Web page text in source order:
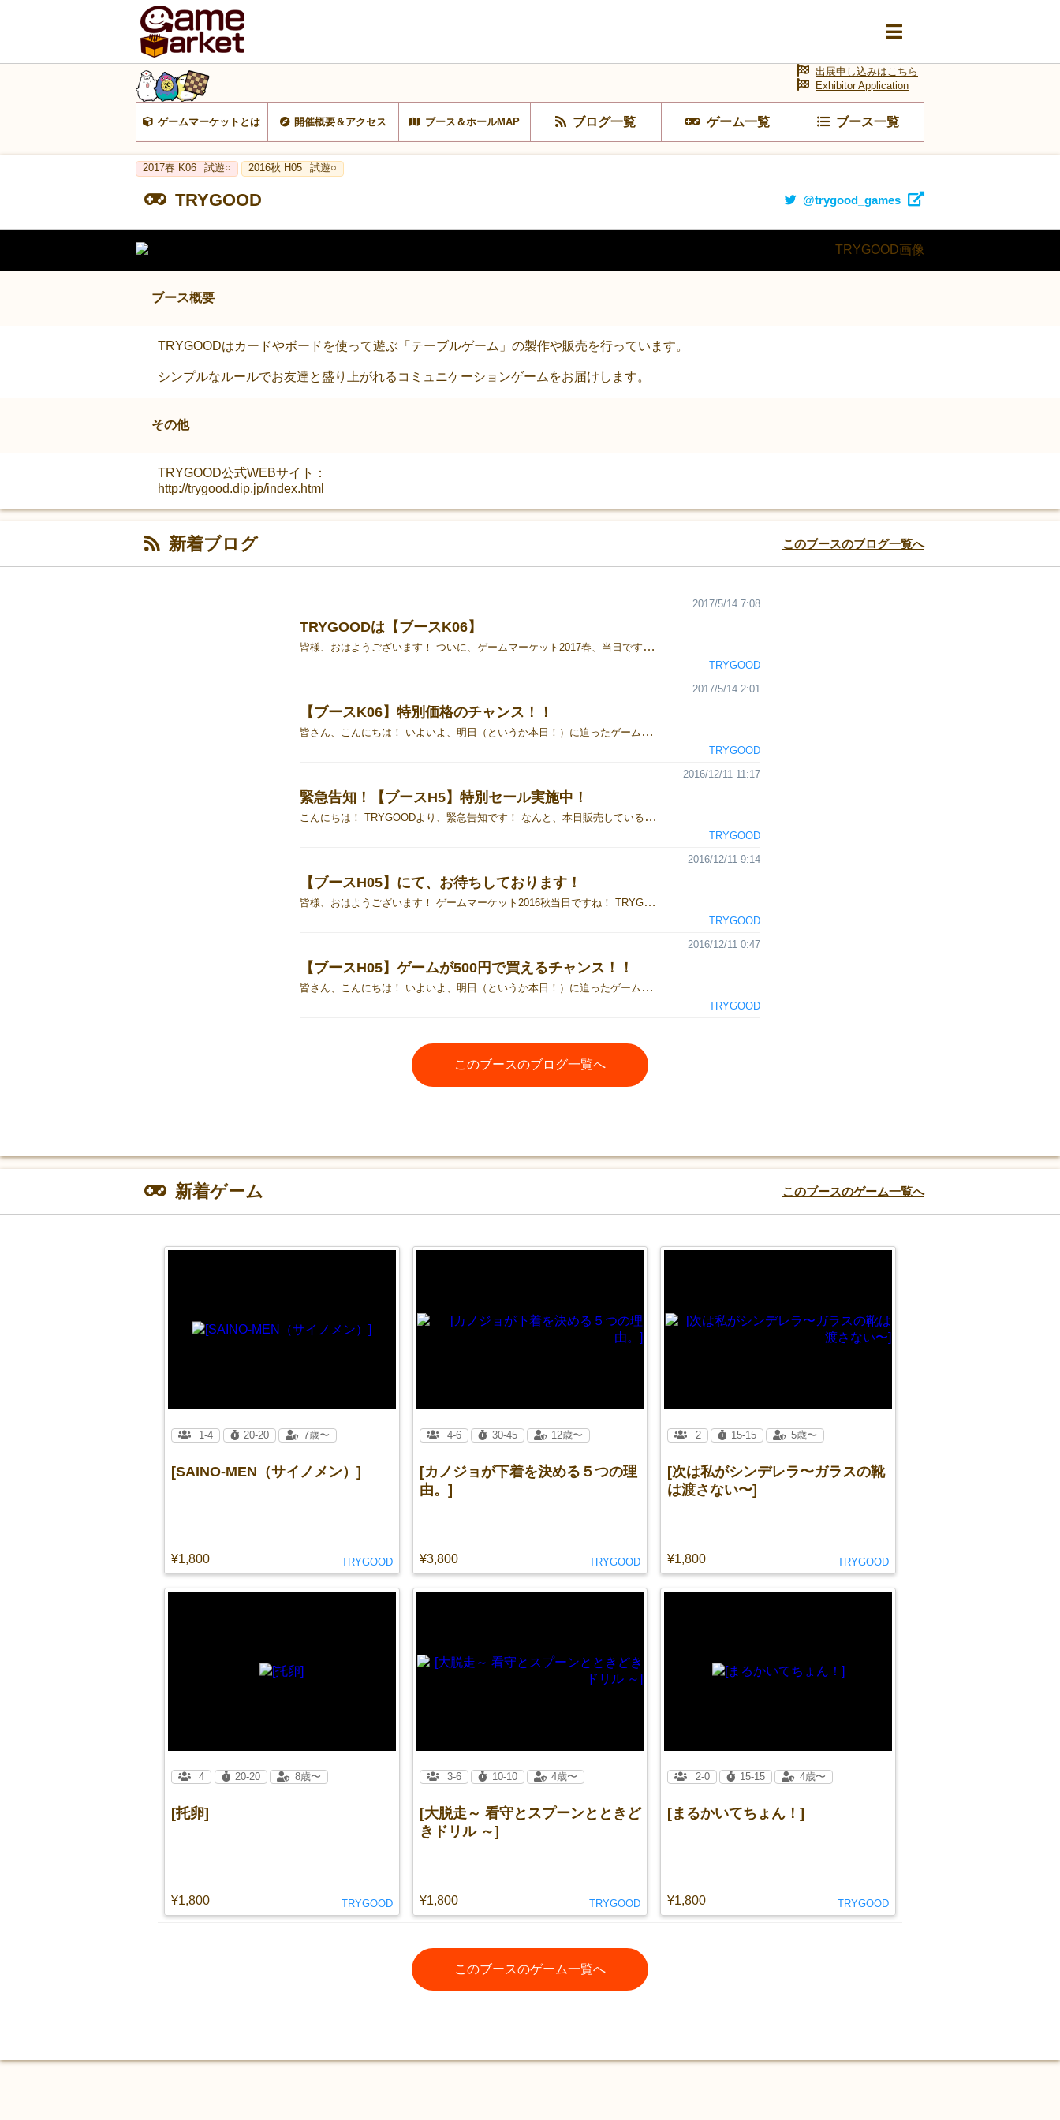
ゲームマーケットとは 開催概要＆アクセス ブース＆ホールMAP ブログ一覧 ゲーム一覧 ブース一覧
出展申し込みはこちら
Exhibitor Application
2017春 K06 試遊○ 2016秋 H05 試遊○
TRYGOOD @trygood_games
ブース概要
TRYGOODはカードやボードを使って遊ぶ「テーブルゲーム」の製作や販売を行っています。
シンプルなルールでお友達と盛り上がれるコミュニケーションゲームをお届けします。
その他
TRYGOOD公式WEBサイト：
http://trygood.dip.jp/index.html
新着ブログ このブースのブログ一覧へ
TRYGOODは【ブースK06】
皆様、おはようございます！ ついに、ゲームマーケット2017春、当日ですね！ TRYGOODは【ブースK06】です！ 全４種のタイトルを特別価格でご用意しております！ いずれも体験プレイができますので、ぜひ遊びに来てください♪ スタッフ一同お待ちしております！ ※クリックで拡大 出展タイトルの詳細はコチラから！ ●TRYGOOD『【ブースK06】ゲームが500円で買えるチャンス！！』
2017/5/14 7:08
TRYGOOD
【ブースK06】特別価格のチャンス！！
皆さん、こんにちは！ いよいよ、明日（というか本日！）に迫ったゲームマーケット2017春！ 「TRYGOOD」が出展するゲームをおさらいです！ 前回から引き続きご好評いただいた商品を、特別価格で販売いたします！ ぜひ、【ブースK06】までお越しください！ ▼【特別価格】『大脱走 ～ 看守とスプーンとときどきドリル ～』 「スプーン？ドリル？あなたが脱獄するなら、どっち！？」 「大脱走」は囚人になって監獄から脱走を企てるゲームです。 ときには隣と協力し、ときにはまわりを出し抜いて我先にシャバの空気を味わおう！ さぁ、スプーン片手に脱走だ！！ 「囚人たちのジレンマ」をモチーフに、バッティングの要素を取り入れた本作。 他人と使う道具が被ると進めない、というシンプルなルールの元、誰が最初に脱獄できるかを競います。 「ここは裏をかいて、１マス進めるスプーンにするか、 それとも思い切って５マス進めるドリルを選ぶか、 いや待て、やっぱり３マス進めるスコップか……？」 選びたいけど選べない、絶妙なジレンマをお届けします！ ●価格：￥５００（通常￥１８００） ●TRYGOOD公式WEBサイト:【大脱走～看守とスプーンとときどきドリル～】 ▼【準新作】『SAINO-MEN（サイノメン）～ The Fortune Attackers ～』 「サイコロ１つで、世界を救え！」 『SAINO-MEN』は四人協力型のサイコロゲーム！ 気まぐれなサイの目を味方につけて、地球外生命体から地球を守ろう！！ 前回ゲームマーケット2015秋にて発表した新作です！！ サイコロの出目がとーっても重要な本作。 自分の番にサイコロを振るときの緊張感は、他のゲームでは味わえません。 手に汗握るサイコロゲームを、ぜひプレイしに来てくださいね！ ●価格：￥１０００（通常￥１８００） ●TRYGOOD公式WEBサイト：【SAINO-MEN】 ▼【準新作】『次は私がシンデレラ ～ ガラスの靴は渡さない ～』 「１対１の真・剣・勝・負！」 『次は私がシンデレラ』は二人用の対戦カードゲームです。 スピード感あふれる熱いカードバトルはあなたを夢中にさせることでしょう！ あの有名な「シンデレラ」には続きがあった……！？ 2014年秋のゲームマーケットにて販売以降、特に女性に人気のタイトルです！ 超がつくほどの高速でゲームが展開！アナタの瞬発力と判断力が試されます！ ●価格：￥１０００（通常￥１８００） ●TRYGOOD公式WEBサイト:【次は私がシンデレラ～ガラスの靴はわたさない！～】 ▼【定番】『托卵(たくらん)』 「空気を読むって、そういうことか！」 『托卵(たくらん)』は五枚揃うと一種類の絵になる絵札を、四人で協力しながら揃えていくカードゲーム。 ルールが分かりやすく、たった五分で楽しめる半面、相手の持ち札を予想する奥の深い推理が楽しめます！ 全員の絵札が揃ったときの達成感がやみつきになる、ちょっと不思議な協力ゲームです！！ 発売以降、不動の人気を誇るカードゲーム！ 日本特有の「空気を読む」という概念をルールに取り入れた本作は、難解なパズルを解くようでいて、 阿吽の呼吸で問題を解決していくような、不思議で気持ちの良い感覚を味わえるゲームです。 揃った時に出来上がる洗練された日本画と、たった２０枚のカードが織りなす唯一無二の体験は 一験（一見）の価値あり！ ●価格：￥１０００（通常￥１８００） ●TRYGOOD公式WEBサイト:【托卵(たくらん)】
2017/5/14 2:01
TRYGOOD
緊急告知！【ブースH5】特別セール実施中！
こんにちは！ TRYGOODより、緊急告知です！ なんと、本日販売している、4タイトルのゲームを 本日限りの特別価格で、販売致します！ 托卵、SＡIＮOＭEＮ、次は私がシンデレラ、は¥1000！ 大脱走は、¥500！ こんなチャンスは、たぶん今日だけ！ お見逃し無く！
2016/12/11 11:17
TRYGOOD
【ブースH05】にて、お待ちしております！
皆様、おはようございます！ ゲームマーケット2016秋当日ですね！ TRYGOODは【ブースH05】です！ 全４種のタイトルをご用意しております！ いずれも体験プレイができますので、ぜひ遊びに来てください♪ スタッフ一同お待ちしております！ 出展タイトルの詳細はコチラから！ ●TRYGOOD『【ブースH05】ゲームが500円で買えるチャンス！！』
2016/12/11 9:14
TRYGOOD
【ブースH05】ゲームが500円で買えるチャンス！！
皆さん、こんにちは！ いよいよ、明日（というか本日！）に迫ったゲームマーケット2016秋！ 「TRYGOOD」が出展するゲームをおさらいです！ また、今回は前回ご好評いただいた一部商品を500円の特別価格でのご提供を予定しております！ ぜひ、【ブースH05】までお越しください！ ▼【500円特価】『大脱走 ～ 看守とスプーンとときどきドリル ～』 「スプーン？ドリル？あなたが脱獄するなら、どっち！？」 「大脱走」は囚人になって監獄から脱走を企てるゲームです。 ときには隣と協力し、ときにはまわりを出し抜いて我先にシャバの空気を味わおう！ さぁ、スプーン片手に脱走だ！！ 「囚人たちのジレンマ」をモチーフに、バッティングの要素を取り入れた本作。 他人と使う道具が被ると進めない、というシンプルなルールの元、誰が最初に脱獄できるかを競います。 「ここは裏をかいて、１マス進めるスプーンにするか、 それとも思い切って５マス進めるドリルを選ぶか、 いや待て、やっぱり３マス進めるスコップか……？」 選びたいけど選べない、絶妙なジレンマをお届けします！ ●価格：￥５００(特別価格) ●TRYGOOD公式WEBサイト:【大脱走～看守とスプーンとときどきドリル～】 ▼【準新作】『SAINO-MEN（サイノメン）～ The Fortune Attackers ～』 「サイコロ１つで、世界を救え！」 『SAINO-MEN』は四人協力型のサイコロゲーム！ 気まぐれなサイの目を味方につけて、地球外生命体から地球を守ろう！！ 前回ゲームマーケット2015秋にて発表した新作です！！ サイコロの出目がとーっても重要な本作。 自分の番にサイコロを振るときの緊張感は、他のゲームでは味わえません。 手に汗握るサイコロゲームを、ぜひプレイしに来てくださいね！ ●価格：￥１８００ ●TRYGOOD公式WEBサイト：【SAINO-MEN】 ▼【準新作】『次は私がシンデレラ ～ ガラスの靴は渡さない ～』 「１対１の真・剣・勝・負！」 『次は私がシンデレラ』は二人用の対戦カードゲームです。 スピード感あふれる熱いカードバトルはあなたを夢中にさせることでしょう！ あの有名な「シンデレラ」には続きがあった……！？ 2014年秋のゲームマーケットにて販売以降、特に女性に人気のタイトルです！ 超がつくほどの高速でゲームが展開！アナタの瞬発力と判断力が試されます！ ●価格：￥１８００ ●TRYGOOD公式WEBサイト:【次は私がシンデレラ～ガラスの靴はわたさない！～】 ▼【定番】『托卵(たくらん)』 「空気を読むって、そういうことか！」 『托卵(たくらん)』は五枚揃うと一種類の絵になる絵札を、四人で協力しながら揃えていくカードゲーム。 ルールが分かりやすく、たった五分で楽しめる半面、相手の持ち札を予想する奥の深い推理が楽しめます！ 全員の絵札が揃ったときの達成感がやみつきになる、ちょっと不思議な協力ゲームです！！ 発売以降、不動の人気を誇るカードゲーム！ 日本特有の「空気を読む」という概念をルールに取り入れた本作は、難解なパズルを解くようでいて、 阿吽の呼吸で問題を解決していくような、不思議で気持ちの良い感覚を味わえるゲームです。 揃った時に出来上がる洗練された日本画と、たった２０枚のカードが織りなす唯一無二の体験は 一験（一見）の価値あり！ ●価格：￥１８００ ●TRYGOOD公式WEBサイト:【托卵(たくらん)】
2016/12/11 0:47
TRYGOOD
このブースのブログ一覧へ
新着ゲーム このブースのゲーム一覧へ
[SAINO-MEN（サイノメン）]
¥1,800
1-4 20-20 7歳〜
TRYGOOD
[カノジョが下着を決める５つの理
由。]
¥3,800
4-6 30-45 12歳〜
TRYGOOD
[次は私がシンデレラ〜ガラスの靴
は渡さない〜]
¥1,800
2 15-15 5歳〜
TRYGOOD
[托卵]
¥1,800
4 20-20 8歳〜
TRYGOOD
[大脱走～ 看守とスプーンとときど
きドリル ～]
¥1,800
3-6 10-10 4歳〜
TRYGOOD
[まるかいてちょん！]
¥1,800
2-0 15-15 4歳〜
TRYGOOD
このブースのゲーム一覧へ